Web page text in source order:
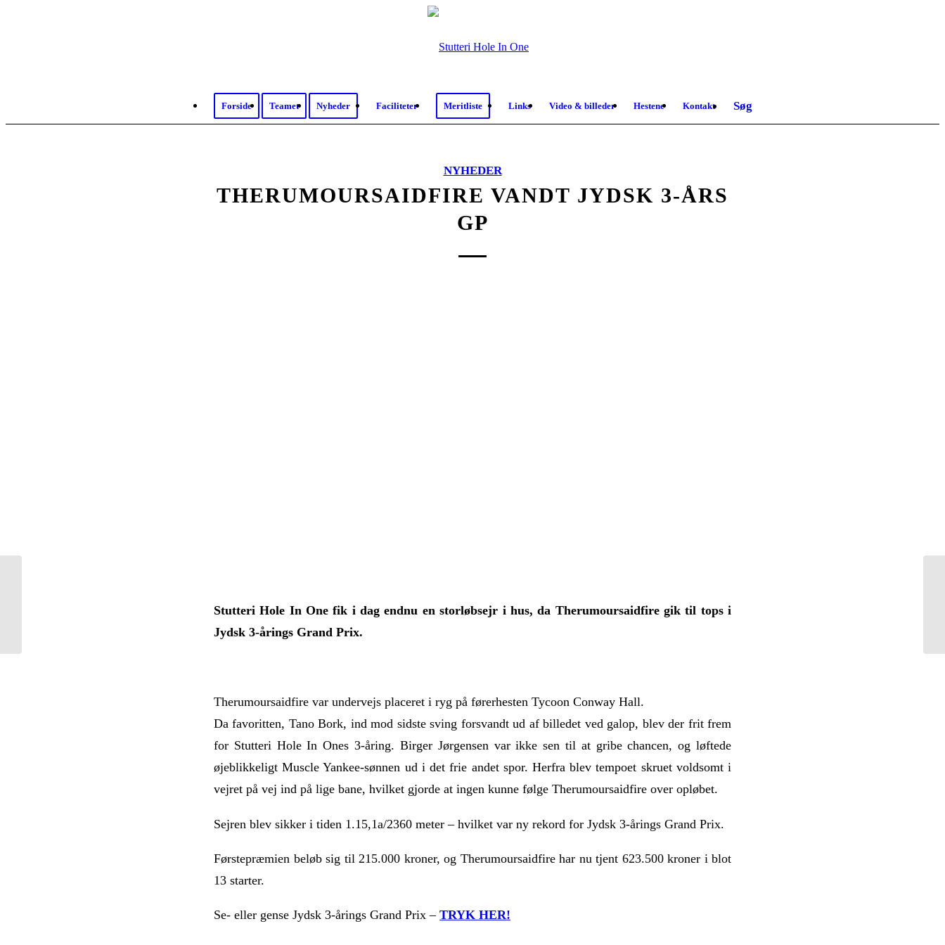
Forside Teamet Nyheder Faciliteter Meritliste Links Video & billeder Hestene Kontakt Søg
NYHEDER
THERUMOURSAIDFIRE VANDT JYDSK 3-ÅRS
GP
Stutteri Hole In One fik i dag endnu en storløbsejr i hus, da Therumoursaidfire gik til tops i
Jydsk 3-årings Grand Prix.
Therumoursaidfire var undervejs placeret i ryg på førerhesten Tycoon Conway Hall.
Da favoritten, Tano Bork, ind mod sidste sving forsvandt ud af billedet ved galop, blev der frit frem
for Stutteri Hole In Ones 3-åring. Birger Jørgensen var ikke sen til at gribe chancen, og løftede
øjeblikkeligt Muscle Yankee-sønnen ud i det frie andet spor. Herfra blev tempoet skruet voldsomt i
vejret på vej ind på lige bane, hvilket gjorde at ingen kunne følge Therumoursaidfire over opløbet.
Sejren blev sikker i tiden 1.15,1a/2360 meter – hvilket var ny rekord for Jydsk 3-årings Grand Prix.
Førstepræmien beløb sig til 215.000 kroner, og Therumoursaidfire har nu tjent 623.500 kroner i blot
13 starter.
Se- eller gense Jydsk 3-årings Grand Prix – TRYK HER!